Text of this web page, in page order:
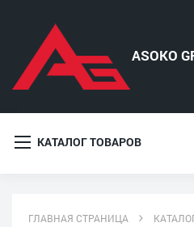
КАТАЛОГ ТОВАРОВ
ГЛАВНАЯ СТРАНИЦА